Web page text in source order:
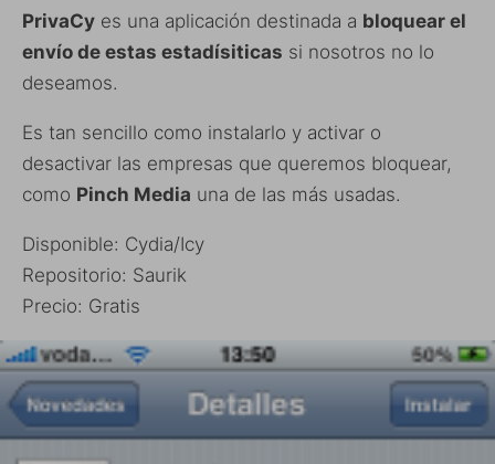
PrivaCy es una aplicación destinada a bloquear el
envío de estas estadísiticas si nosotros no lo
deseamos.
Es tan sencillo como instalarlo y activar o
desactivar las empresas que queremos bloquear,
como Pinch Media una de las más usadas.
Disponible: Cydia/Icy
Repositorio: Saurik
Precio: Gratis